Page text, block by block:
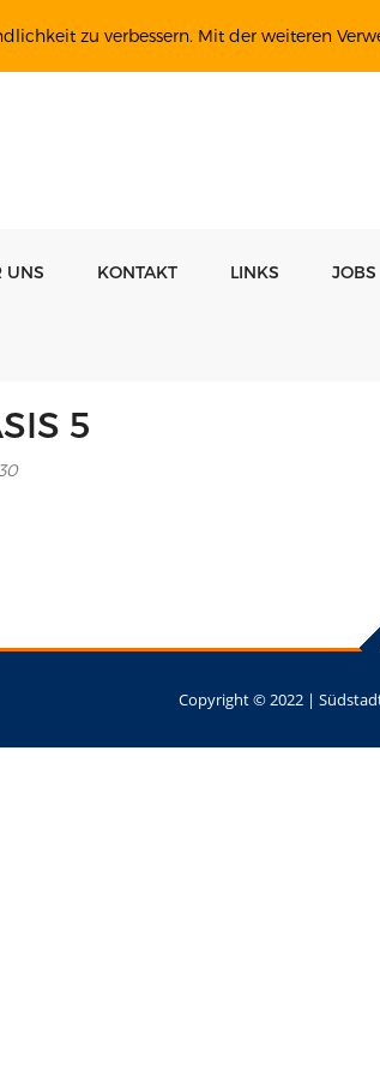
UNS KONTAKT LINKS JOBS
5
Copyright © 2022 |
zu verbessern. Mit der weiteren